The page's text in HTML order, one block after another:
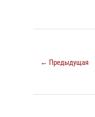
← Предыдущая